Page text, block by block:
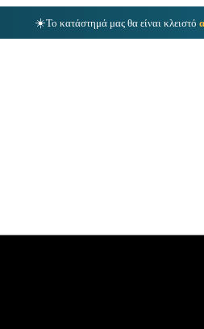
☀️Το κατάστημά μας θα είναι κλειστό